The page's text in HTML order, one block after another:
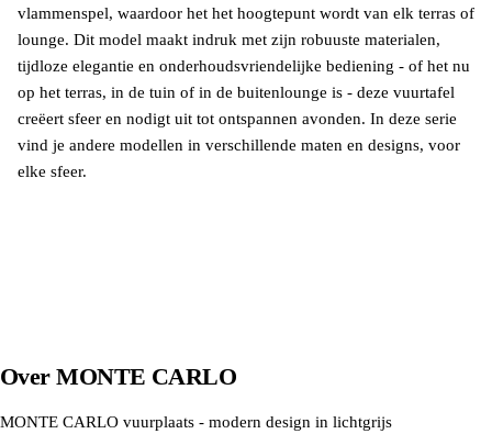
vlammenspel, waardoor het het hoogtepunt wordt van elk terras of
lounge. Dit model maakt indruk met zijn robuuste materialen,
tijdloze elegantie en onderhoudsvriendelijke bediening - of het nu
op het terras, in de tuin of in de buitenlounge is - deze vuurtafel
creëert sfeer en nodigt uit tot ontspannen avonden. In deze serie
vind je andere modellen in verschillende maten en designs, voor
elke sfeer.
OverMONTE CARLO
MONTE CARLO vuurplaats - modern design in lichtgrijs